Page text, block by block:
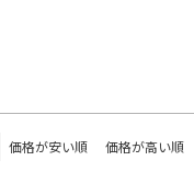
価格が安い順 価格が高い順